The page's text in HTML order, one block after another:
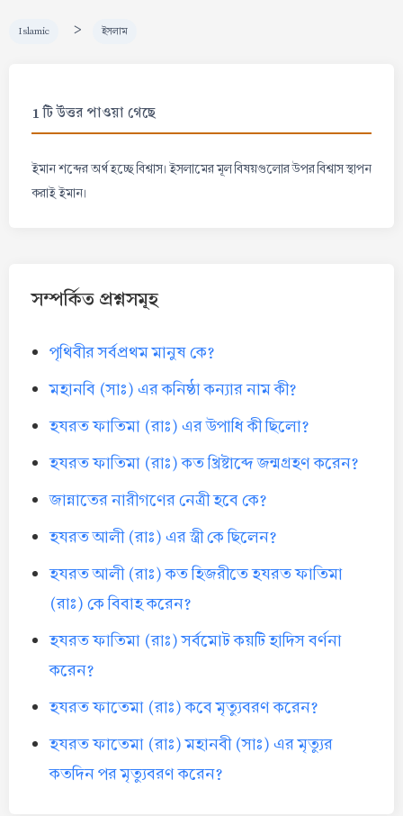
Islamic > ইসলাম
1 টি উত্তর পাওয়া গেছে
ইমান শব্দের অর্থ হচ্ছে বিশ্বাস। ইসলামের মূল বিষয়গুলোর উপর বিশ্বাস স্থাপন
করাই ইমান।
সম্পর্কিত প্রশ্নসমূহ
পৃথিবীর সর্বপ্রথম মানুষ কে?
মহানবি (সাঃ) এর কনিষ্ঠা কন্যার নাম কী?
হযরত ফাতিমা (রাঃ) এর উপাধি কী ছিলো?
হযরত ফাতিমা (রাঃ) কত খ্রিষ্টাব্দে জন্মগ্রহণ করেন?
জান্নাতের নারীগণের নেত্রী হবে কে?
হযরত আলী (রাঃ) এর স্ত্রী কে ছিলেন?
হযরত আলী (রাঃ) কত হিজরীতে হযরত ফাতিমা
(রাঃ) কে বিবাহ করেন?
হযরত ফাতিমা (রাঃ) সর্বমোট কয়টি হাদিস বর্ণনা
করেন?
হযরত ফাতেমা (রাঃ) কবে মৃত্যুবরণ করেন?
হযরত ফাতেমা (রাঃ) মহানবী (সাঃ) এর মৃত্যুর
কতদিন পর মৃত্যুবরণ করেন?